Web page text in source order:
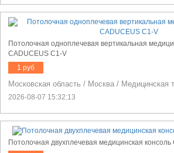
Потолочная одноплечевая вертикальная
CADUCEUS C1-V
1 руб
Московская область / Москва / Медицинская
2026-08-07 15:32:13
Потолочная двухплечевая медицинская